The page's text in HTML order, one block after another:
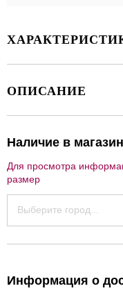
ОПИСАНИЕ
Наличие в
Для просмотра
размер
Выберите город...
Информация о